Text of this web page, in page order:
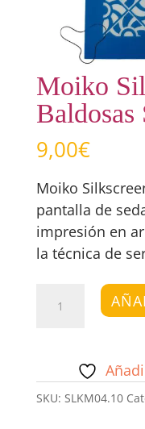
Moiko
Baldosas
9,00€
Moiko
pantalla de
impresión en
la técnica de
Silkscreen
cantidad
SKU: SLKM04.10